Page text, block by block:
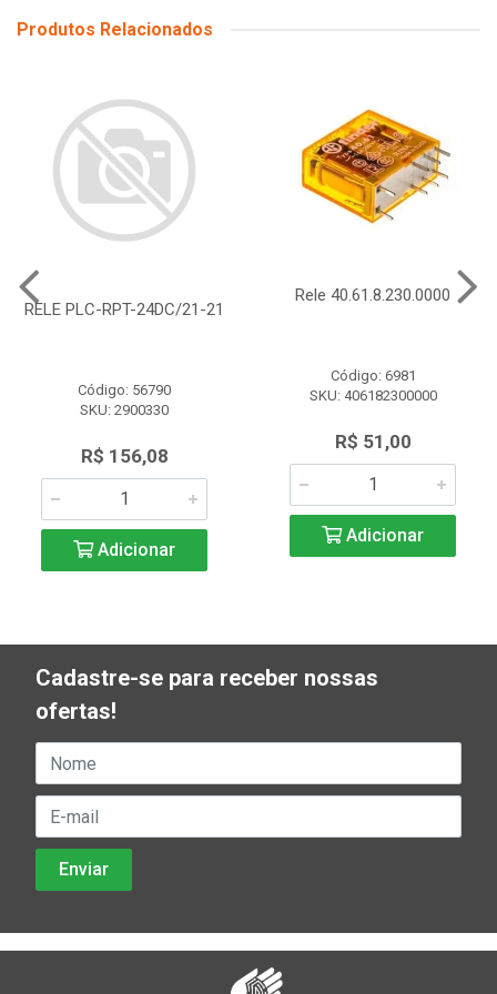
Produtos Relacionados
RELE PLC-RPT-24DC/21-21
Código: 56790
SKU: 2900330
R$ 156,08
Adicionar
Rele 40.61.8.230.0000
Código: 6981
SKU: 406182300000
R$ 51,00
Adicionar
Cadastre-se para receber nossas
ofertas!